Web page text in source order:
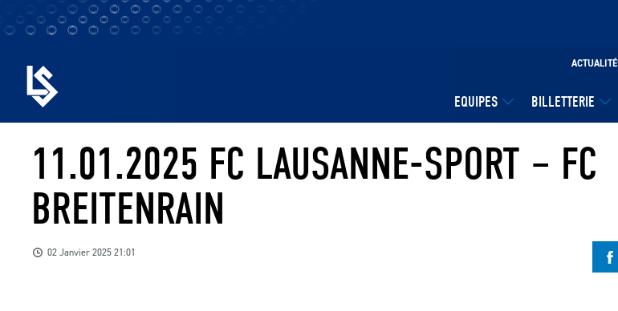
EQUIPES BILLETTERIE
11.01.2025 FC LAUSANNE-SPORT – FC
BREITENRAIN
02 Janvier 2025 21:01